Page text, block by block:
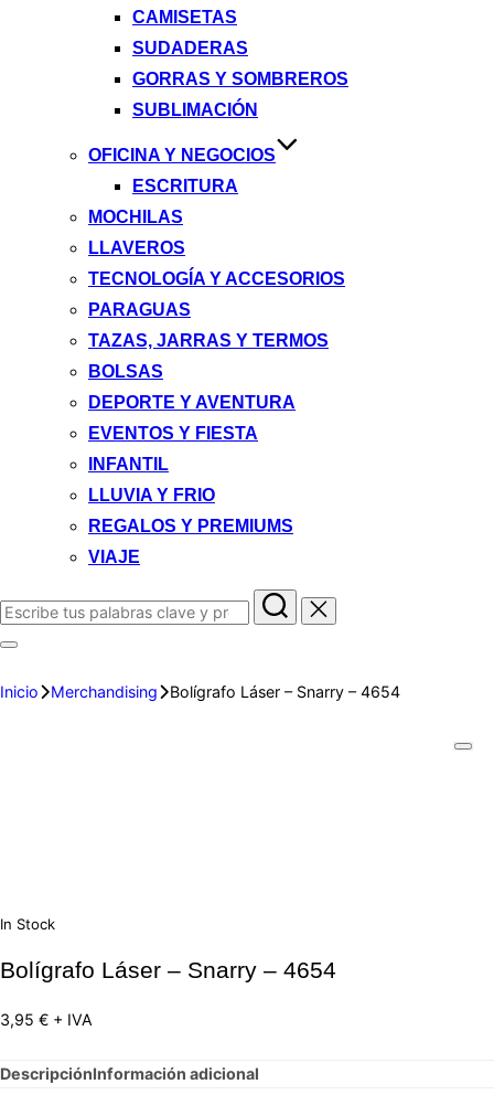
CAMISETAS
SUDADERAS
GORRAS Y SOMBREROS
SUBLIMACIÓN
OFICINA Y NEGOCIOS
ESCRITURA
MOCHILAS
LLAVEROS
TECNOLOGÍA Y ACCESORIOS
PARAGUAS
TAZAS, JARRAS Y TERMOS
BOLSAS
DEPORTE Y AVENTURA
EVENTOS Y FIESTA
INFANTIL
LLUVIA Y FRIO
REGALOS Y PREMIUMS
VIAJE
Inicio Merchandising Bolígrafo Láser – Snarry – 4654
In Stock
Bolígrafo Láser – Snarry – 4654
3,95 € + IVA
DescripciónInformación adicional